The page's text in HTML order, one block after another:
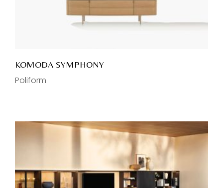
KOMODA SYMPHONY
Poliform